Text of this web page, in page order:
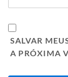
SALVAR
A PRÓXIMA